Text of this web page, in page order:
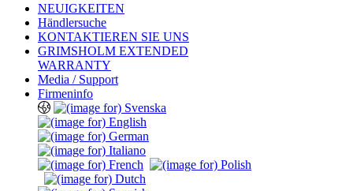
NEUIGKEITEN
Händlersuche
KONTAKTIEREN SIE UNS
GRIMSHOLM EXTENDED
WARRANTY
Media / Support
Firmeninfo